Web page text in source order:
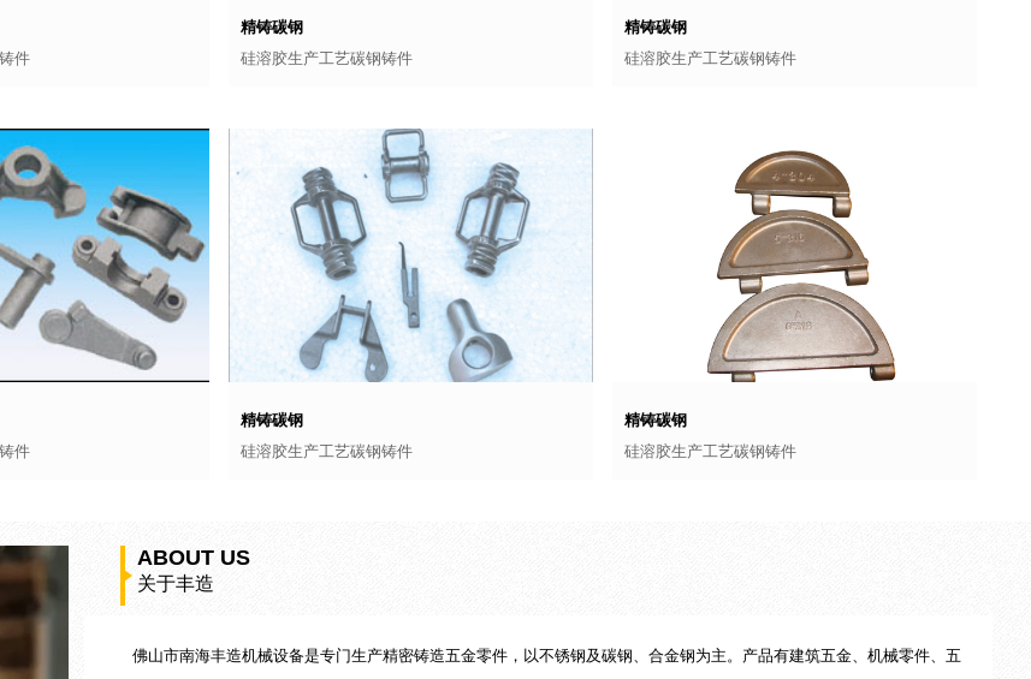
件
精铸碳钢
硅溶胶生产工艺碳钢铸件
精铸碳钢
硅溶胶生产工艺碳钢铸件
件
精铸碳钢
硅溶胶生产工艺碳钢铸件
精铸碳钢
硅溶胶生产工艺碳钢铸件
ABOUT US
关于丰造
佛山市南海丰造机械设备是专门生产精密铸造五金零件，以不锈钢及碳钢、合金钢为主。产品有建筑五金、机械零件、五